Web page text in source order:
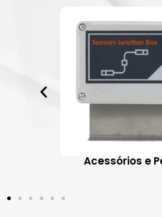
Acessórios e